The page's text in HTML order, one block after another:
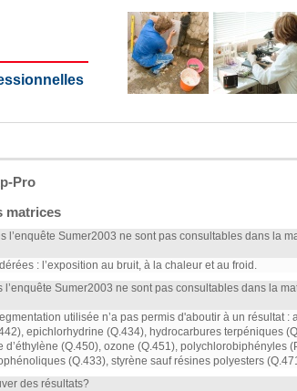
Pro
matrices
l’enquête Sumer2003 ne sont pas consultables dans la
: l’exposition au bruit, à la chaleur et au froid.
Sumer2003 ne sont pas consultables dans la
utilisée n’a pas permis d'aboutir à un résultat :
epichlorhydrine (Q.434), hydrocarbures terpéniques
(Q.450), ozone (Q.451), polychlorobiphényles
(Q.433), styrène sauf résines polyesters
des résultats?